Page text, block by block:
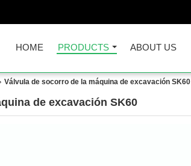
HOME PRODUCTS ABOUT US
Válvula de socorro de la máquina de excavación SK60
de excavación SK60